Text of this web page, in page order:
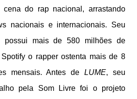
cena do rap nacional, arrastando
nacionais e internacionais. Seu
possui mais de 580 milhões de
o rapper ostenta mais de 8
mensais. Antes deLUME, seu
pela Som Livre foi o projeto